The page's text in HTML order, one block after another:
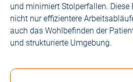
und minimiert Stolperfallen. Diese
nicht nur effizientere
auch das Wohlbefinden der
und strukturierte Umgebung.